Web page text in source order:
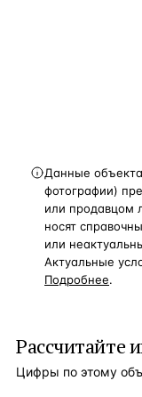
Данные
фотографии)
или продавцом
носят
или
Актуальные
Подробнее.
Рассчитайте
Цифры по этому